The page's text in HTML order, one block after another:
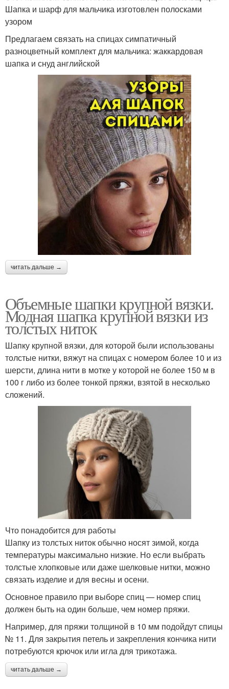
Шапка и шарф для мальчика изготовлен полосками
узором
Предлагаем связать на спицах симпатичный
разноцветный комплект для мальчика: жаккардовая
шапка и снуд английской
читать дальше →
Объемные шапки крупной вязки.
Модная шапка крупной вязки из
толстых ниток
Шапку крупной вязки, для которой были использованы
толстые нитки, вяжут на спицах с номером более 10 и из
шерсти, длина нити в мотке у которой не более 150 м в
100 г либо из более тонкой пряжи, взятой в несколько
сложений.
Что понадобится для работы
Шапку из толстых ниток обычно носят зимой, когда
температуры максимально низкие. Но если выбрать
толстые хлопковые или даже шелковые нитки, можно
связать изделие и для весны и осени.
Основное правило при выборе спиц — номер спиц
должен быть на один больше, чем номер пряжи.
Например, для пряжи толщиной в 10 мм подойдут спицы
№ 11. Для закрытия петель и закрепления кончика нити
потребуются крючок или игла для трикотажа.
читать дальше →